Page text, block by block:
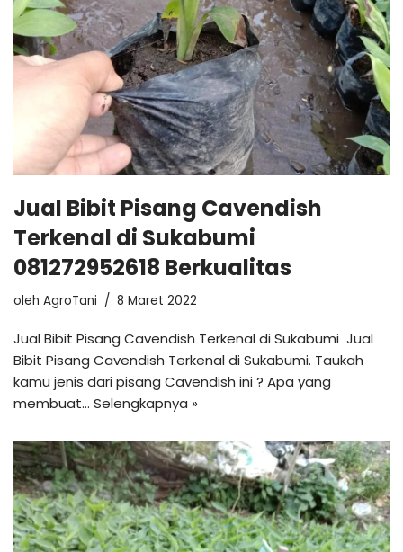
Jual Bibit Pisang Cavendish
Terkenal di Sukabumi
081272952618 Berkualitas
oleh AgroTani 8 Maret 2022
Jual Bibit Pisang Cavendish Terkenal di Sukabumi Jual
Bibit Pisang Cavendish Terkenal di Sukabumi. Taukah
kamu jenis dari pisang Cavendish ini ? Apa yang
membuat… Selengkapnya »